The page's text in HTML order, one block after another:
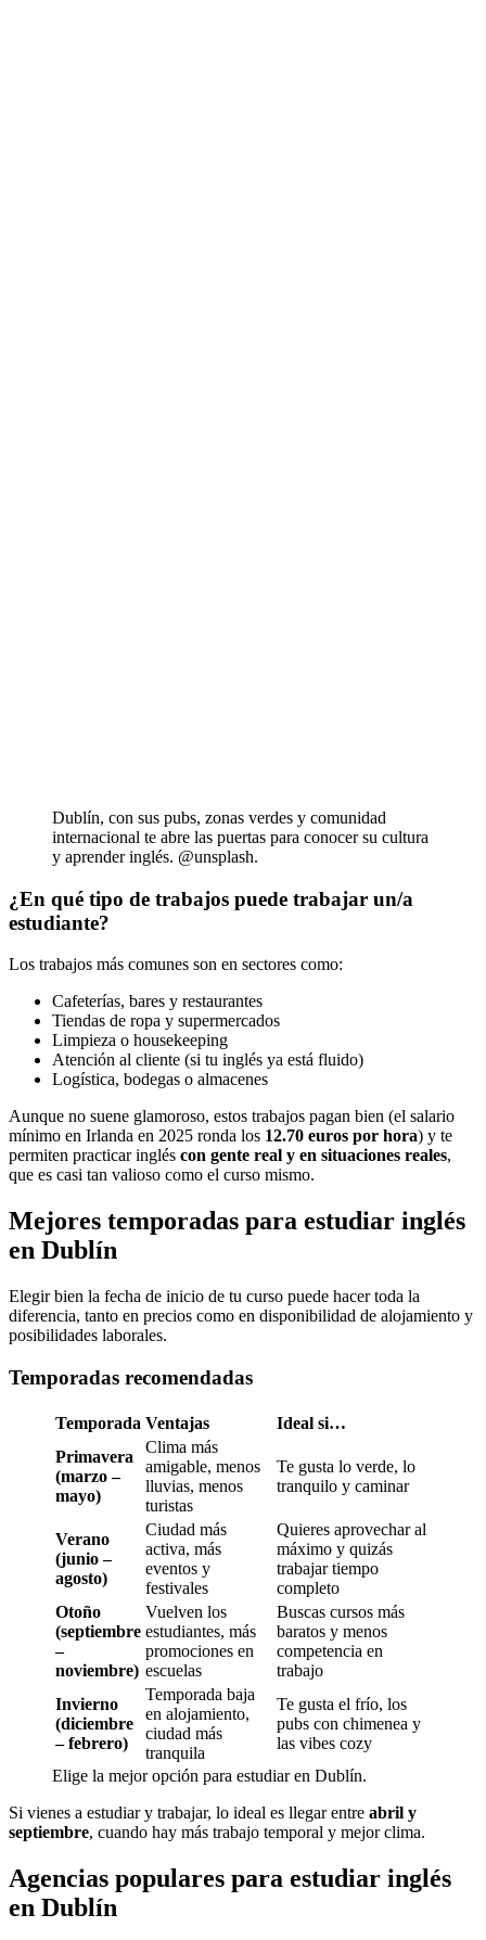
Dublín, con sus pubs, zonas verdes y comunidad
internacional te abre las puertas para conocer su cultura
y aprender inglés. @unsplash.
¿En qué tipo de trabajos puede trabajar un/a
estudiante?
Los trabajos más comunes son en sectores como:
Cafeterías, bares y restaurantes
Tiendas de ropa y supermercados
Limpieza o housekeeping
Atención al cliente (si tu inglés ya está fluido)
Logística, bodegas o almacenes
Aunque no suene glamoroso, estos trabajos pagan bien (el salario
mínimo en Irlanda en 2025 ronda los 12.70 euros por hora) y te
permiten practicar inglés con gente real y en situaciones reales,
que es casi tan valioso como el curso mismo.
Mejores temporadas para estudiar inglés
en Dublín
Elegir bien la fecha de inicio de tu curso puede hacer toda la
diferencia, tanto en precios como en disponibilidad de alojamiento y
posibilidades laborales.
Temporadas recomendadas
Temporada Ventajas
Ideal si…
Primavera
(marzo –
mayo)
Clima más
amigable, menos
lluvias, menos
turistas
Te gusta lo verde, lo
tranquilo y caminar
Verano
(junio –
agosto)
Ciudad más
activa, más
eventos y
festivales
Quieres aprovechar al
máximo y quizás
trabajar tiempo
completo
Otoño
(septiembre
–
noviembre)
Vuelven los
estudiantes, más
promociones en
escuelas
Buscas cursos más
baratos y menos
competencia en
trabajo
Invierno
(diciembre
– febrero)
Temporada baja
en alojamiento,
ciudad más
tranquila
Te gusta el frío, los
pubs con chimenea y
las vibes cozy
Elige la mejor opción para estudiar en Dublín.
Si vienes a estudiar y trabajar, lo ideal es llegar entre abril y
septiembre, cuando hay más trabajo temporal y mejor clima.
Agencias populares para estudiar inglés
en Dublín